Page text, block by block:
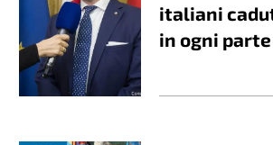
italiani
in ogni